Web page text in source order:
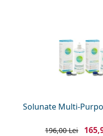
Solunate Multi-
196,00 Lei